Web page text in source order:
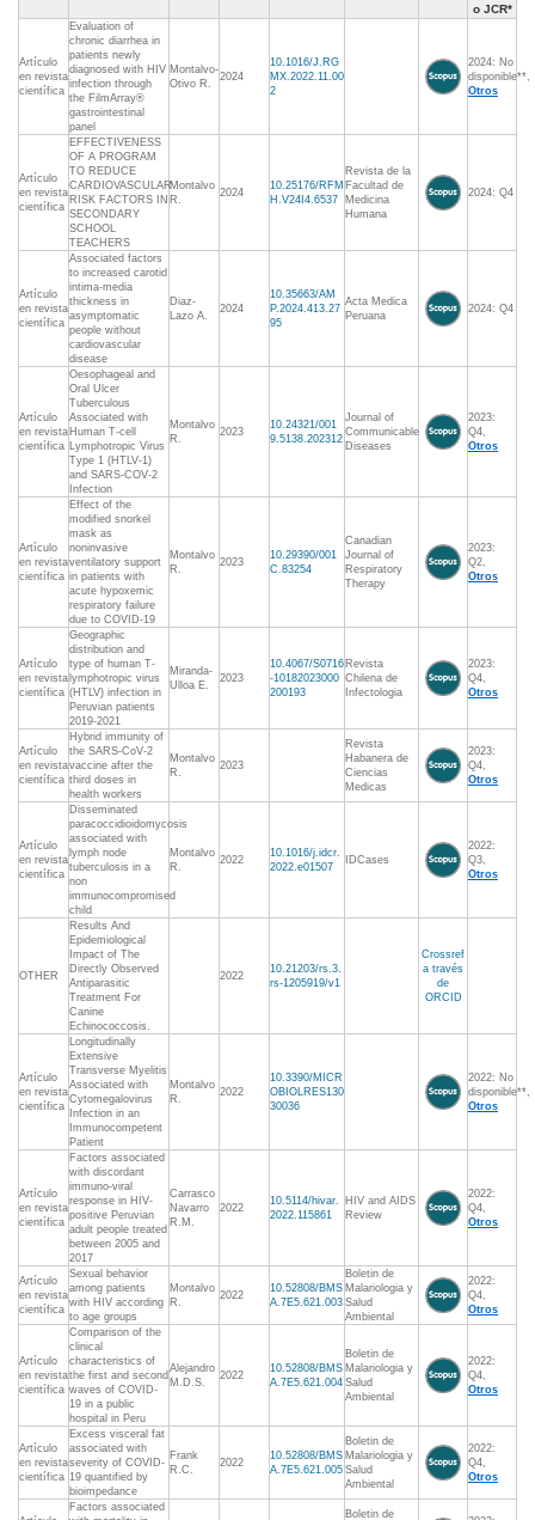
o JCR*
Artículo
en revista
científica
Evaluation of
chronic diarrhea in
patients newly
diagnosed with HIV
infection through
the FilmArray®
gastrointestinal
panel
Montalvo-
Otivo R.
2024
10.1016/J.RG
MX.2022.11.00
2
2024: No
disponible**,
Otros
Artículo
en revista
científica
EFFECTIVENESS
OF A PROGRAM
TO REDUCE
CARDIOVASCULAR
RISK FACTORS IN
SECONDARY
SCHOOL
TEACHERS
Montalvo
R.
2024
10.25176/RFM
H.V24I4.6537
Revista de la
Facultad de
Medicina
Humana
2024: Q4
Artículo
en revista
científica
Associated factors
to increased carotid
intima-media
thickness in
asymptomatic
people without
cardiovascular
disease
Diaz-
Lazo A.
2024
10.35663/AM
P.2024.413.27
95
Acta Medica
Peruana
2024: Q4
Artículo
en revista
científica
Oesophageal and
Oral Ulcer
Tuberculous
Associated with
Human T-cell
Lymphotropic Virus
Type 1 (HTLV-1)
and SARS-COV-2
Infection
Montalvo
R.
2023
10.24321/001
9.5138.202312
Journal of
Communicable
Diseases
2023:
Q4,
Otros
Artículo
en revista
científica
Effect of the
modified snorkel
mask as
noninvasive
ventilatory support
in patients with
acute hypoxemic
respiratory failure
due to COVID-19
Montalvo
R.
2023
10.29390/001
C.83254
Canadian
Journal of
Respiratory
Therapy
2023:
Q2,
Otros
Artículo
en revista
científica
Geographic
distribution and
type of human T-
lymphotropic virus
(HTLV) infection in
Peruvian patients
2019-2021
Miranda-
Ulloa E.
2023
10.4067/S0716
-10182023000
200193
Revista
Chilena de
Infectologia
2023:
Q4,
Otros
Artículo
en revista
científica
Hybrid immunity of
the SARS-CoV-2
vaccine after the
third doses in
health workers
Montalvo
R.
2023
Revista
Habanera de
Ciencias
Medicas
2023:
Q4,
Otros
Artículo
en revista
científica
Disseminated
paracoccidioidomycosis
associated with
lymph node
tuberculosis in a
non
immunocompromised
child
Montalvo
R.
2022
10.1016/j.idcr.
2022.e01507
IDCases
2022:
Q3,
Otros
OTHER
Results And
Epidemiological
Impact of The
Directly Observed
Antiparasitic
Treatment For
Canine
Echinococcosis.
2022
10.21203/rs.3.
rs-1205919/v1
Crossref
a través
de
ORCID
Artículo
en revista
científica
Longitudinally
Extensive
Transverse Myelitis
Associated with
Cytomegalovirus
Infection in an
Immunocompetent
Patient
Montalvo
R.
2022
10.3390/MICR
OBIOLRES130
30036
2022: No
disponible**,
Otros
Artículo
en revista
científica
Factors associated
with discordant
immuno-viral
response in HIV-
positive Peruvian
adult people treated
between 2005 and
2017
Carrasco
Navarro
R.M.
2022
10.5114/hivar.
2022.115861
HIV and AIDS
Review
2022:
Q4,
Otros
Artículo
en revista
científica
Sexual behavior
among patients
with HIV according
to age groups
Montalvo
R.
2022
10.52808/BMS
A.7E5.621.003
Boletin de
Malariologia y
Salud
Ambiental
2022:
Q4,
Otros
Artículo
en revista
científica
Comparison of the
clinical
characteristics of
the first and second
waves of COVID-
19 in a public
hospital in Peru
Alejandro
M.D.S.
2022
10.52808/BMS
A.7E5.621.004
Boletin de
Malariologia y
Salud
Ambiental
2022:
Q4,
Otros
Artículo
en revista
científica
Excess visceral fat
associated with
severity of COVID-
19 quantified by
bioimpedance
Frank
R.C.
2022
10.52808/BMS
A.7E5.621.005
Boletin de
Malariologia y
Salud
Ambiental
2022:
Q4,
Otros
Factors associated
Boletin de